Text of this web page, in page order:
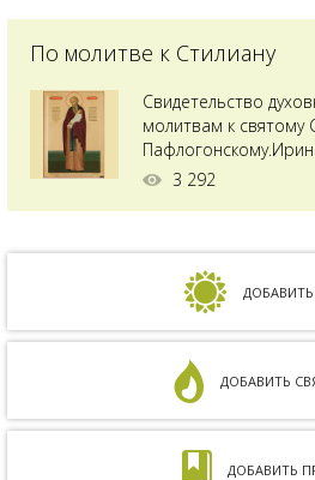
вершину.
По молитве к Стилиану
Свидетельство
молитвам к святому
года):Мы с мужем
на совместимость
несовместимы.
3 292
ДОБАВИТЬ
ДОБАВИТЬ